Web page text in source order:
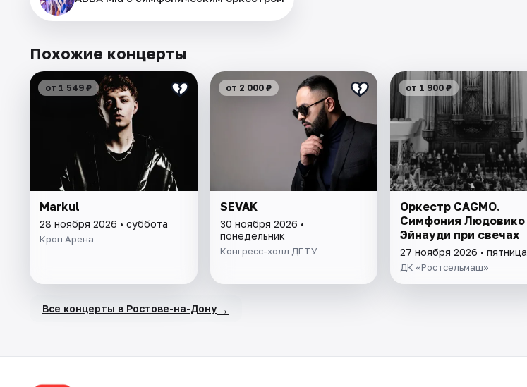
Похожие концерты
от 1 549 ₽
Markul
28 ноября 2026 • суббота
Кроп Арена
от 2 000 ₽
SEVAK
30 ноября 2026 •
понедельник
Конгресс-холл ДГТУ
от 1 900 ₽
Оркестр CAGMO.
Симфония Людовико
Эйнауди при свечах
27 ноября 2026 • пятница
ДК «Ростсельмаш»
Все концерты в Ростове-на-Дону→